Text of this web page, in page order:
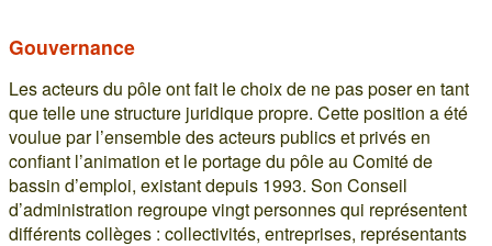
Gouvernance
Les acteurs du pôle ont fait le choix de ne pas poser en tant
que telle une structure juridique propre. Cette position a été
voulue par l’ensemble des acteurs publics et privés en
confiant l’animation et le portage du pôle au Comité de
bassin d’emploi, existant depuis 1993. Son Conseil
d’administration regroupe vingt personnes qui représentent
différents collèges : collectivités, entreprises, représentants